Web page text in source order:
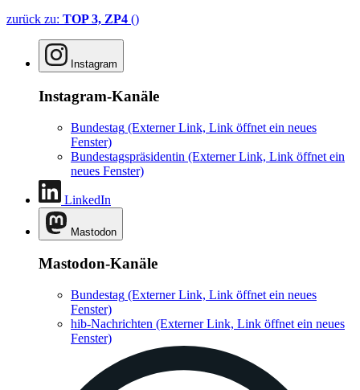
zurück zu: TOP 3, ZP4 ()
Instagram
Instagram-Kanäle
Bundestag (Externer Link, Link öffnet ein neues
Fenster)
Bundestagspräsidentin (Externer Link, Link öffnet ein
neues Fenster)
LinkedIn
Mastodon
Mastodon-Kanäle
Bundestag (Externer Link, Link öffnet ein neues
Fenster)
hib-Nachrichten (Externer Link, Link öffnet ein neues
Fenster)